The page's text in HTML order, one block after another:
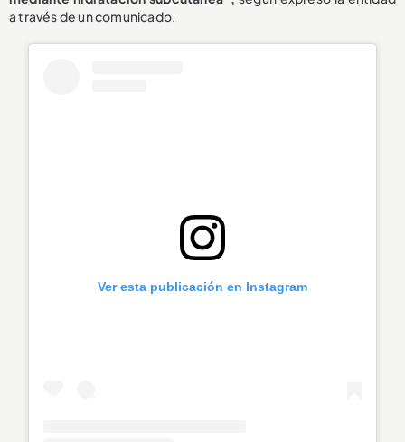
a través de un comunicado.
Ver esta publicación en Instagram